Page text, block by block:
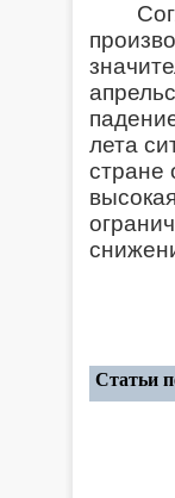
лета
стране
Статьи